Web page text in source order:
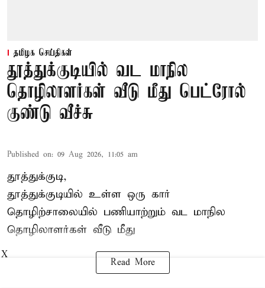
தமிழக செய்திகள்
தூத்துக்குடியில் வட மாநில
தொழிலாளர்கள் வீடு மீது பெட்ரோல்
குண்டு வீச்சு
Published on: 09 Aug 2026, 11:05 am
தூத்துக்குடி,
தூத்துக்குடியில் உள்ள ஒரு கார்
தொழிற்சாலையில் பணியாற்றும் வட மாநில
தொழிலாளர்கள் வீடு மீது
Read More
X